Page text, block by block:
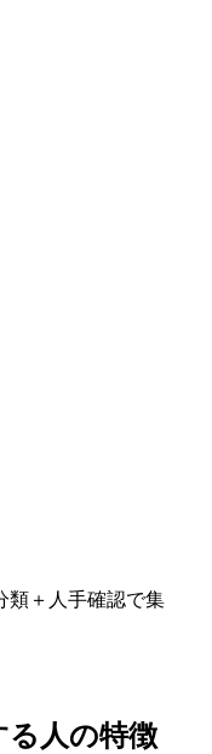
類＋人手確認で集
る人の特徴